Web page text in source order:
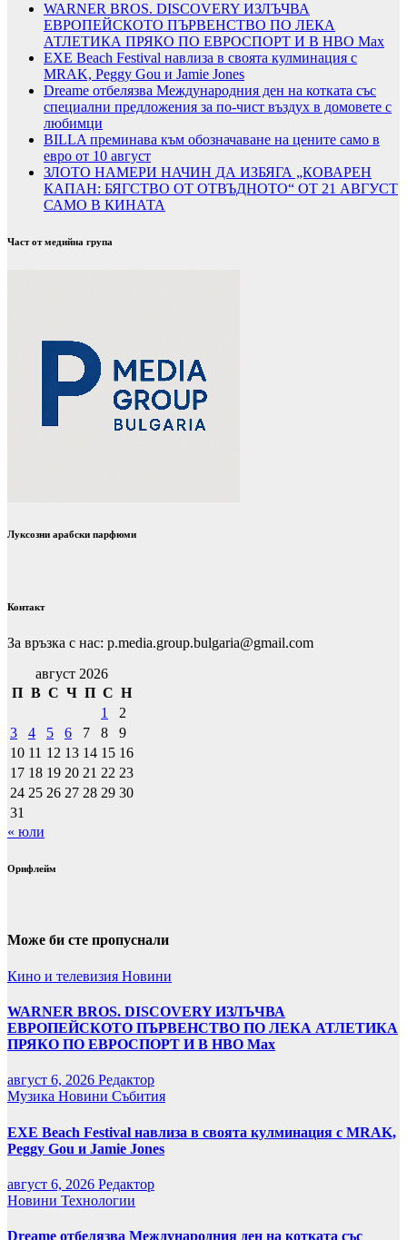
WARNER BROS. DISCOVERY ИЗЛЪЧВА
ЕВРОПЕЙСКОТО ПЪРВЕНСТВО ПО ЛЕКА
АТЛЕТИКА ПРЯКО ПО ЕВРОСПОРТ И В НВО Мах
EXE Beach Festival навлиза в своята кулминация с
MRAK, Peggy Gou и Jamie Jones
Dreame отбелязва Международния ден на котката със
специални предложения за по-чист въздух в домовете с
любимци
BILLA преминава към обозначаване на цените само в
евро от 10 август
ЗЛОТО НАМЕРИ НАЧИН ДА ИЗБЯГА „КОВАРЕН
КАПАН: БЯГСТВО ОТ ОТВЪДНОТО“ ОТ 21 АВГУСТ
САМО В КИНАТА
Част от медийна група
Луксозни арабски парфюми
Контакт
За връзка с нас: p.media.group.bulgaria@gmail.com
август 2026
П В С Ч П С Н
1
2
3
4 5 6 7 8
9
10 11 12 13 14 15 16
17 18 19 20 21 22 23
24 25 26 27 28 29 30
31
« юли
Орифлейм
Може би сте пропуснали
Кино и телевизия Новини
WARNER BROS. DISCOVERY ИЗЛЪЧВА
ЕВРОПЕЙСКОТО ПЪРВЕНСТВО ПО ЛЕКА АТЛЕТИКА
ПРЯКО ПО ЕВРОСПОРТ И В НВО Мах
август 6, 2026 Редактор
Музика Новини Събития
EXE Beach Festival навлиза в своята кулминация с MRAK,
Peggy Gou и Jamie Jones
август 6, 2026 Редактор
Новини Технологии
Dreame отбелязва Международния ден на котката със